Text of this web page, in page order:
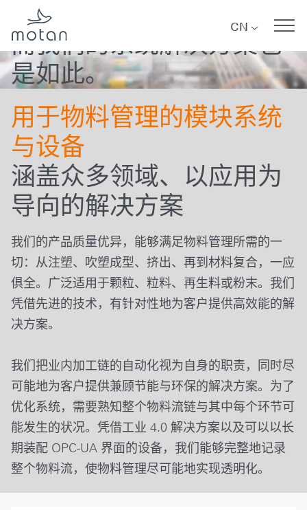
Skip to main navigation
Skip to main content
Skip to page footer
CN
每种应用都各不相同,
而我们的系统解决方案也
是如此。
涵盖众多领域、以应用为
导向的解决方案
用于物料管理的模块系统
与设备
我们的产品质量优异，能够满足物料管理所需的一
切：从注塑、吹塑成型、挤出、再到材料复合，一应
俱全。广泛适用于颗粒、粒料、再生料或粉末。我们
凭借先进的技术，有针对性地为客户提供高效能的解
决方案。
我们把业内加工链的自动化视为自身的职责，同时尽
可能地为客户提供兼顾节能与环保的解决方案。为了
优化系统，需要熟知整个物料流链与其中每个环节可
能发生的状况。凭借工业 4.0 解决方案以及可以以长
期装配 OPC-UA 界面的设备，我们能够完整地记录
整个物料流，使物料管理尽可能地实现透明化。